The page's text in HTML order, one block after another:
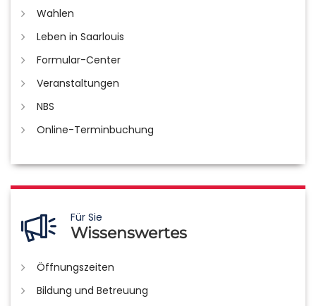
Wahlen
Leben in Saarlouis
Formular-Center
Veranstaltungen
NBS
Online-Terminbuchung
Für Sie
Wissenswertes
Öffnungszeiten
Bildung und Betreuung